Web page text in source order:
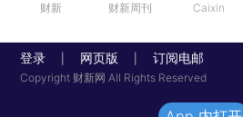
财新 财新周刊 Caixin
登录 网页版 订阅电邮
Copyright 财新网 All Rights Reserved